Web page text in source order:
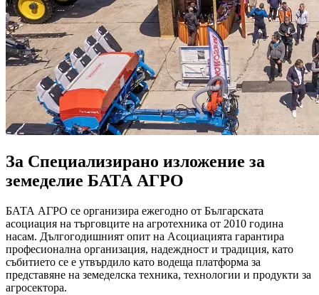
За Специализирано изложение за
земеделие БАТА АГРО
БАТА АГРО се организира ежегодно от Българската
асоциация на търговците на агротехника от 2010 година
насам. Дългогодишният опит на Асоциацията гарантира
професионална организация, надеждност и традиция, като
събитието се е утвърдило като водеща платформа за
представяне на земеделска техника, технологии и продукти за
агросектора.